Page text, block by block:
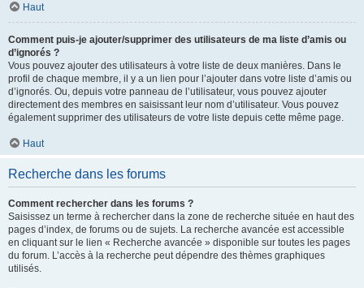
Haut
Comment puis-je ajouter/supprimer des utilisateurs de ma liste d’amis ou
d’ignorés ?
Vous pouvez ajouter des utilisateurs à votre liste de deux manières. Dans le
profil de chaque membre, il y a un lien pour l’ajouter dans votre liste d’amis ou
d’ignorés. Ou, depuis votre panneau de l’utilisateur, vous pouvez ajouter
directement des membres en saisissant leur nom d’utilisateur. Vous pouvez
également supprimer des utilisateurs de votre liste depuis cette même page.
Haut
Recherche dans les forums
Comment rechercher dans les forums ?
Saisissez un terme à rechercher dans la zone de recherche située en haut des
pages d’index, de forums ou de sujets. La recherche avancée est accessible
en cliquant sur le lien « Recherche avancée » disponible sur toutes les pages
du forum. L’accès à la recherche peut dépendre des thèmes graphiques
utilisés.